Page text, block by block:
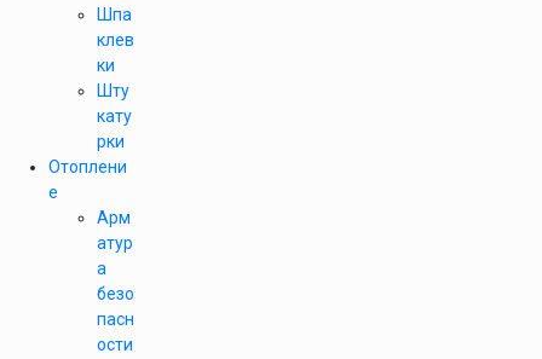
Шпа
клев
ки
Шту
кату
рки
Отоплени
е
Арм
атур
а
безо
пасн
ости